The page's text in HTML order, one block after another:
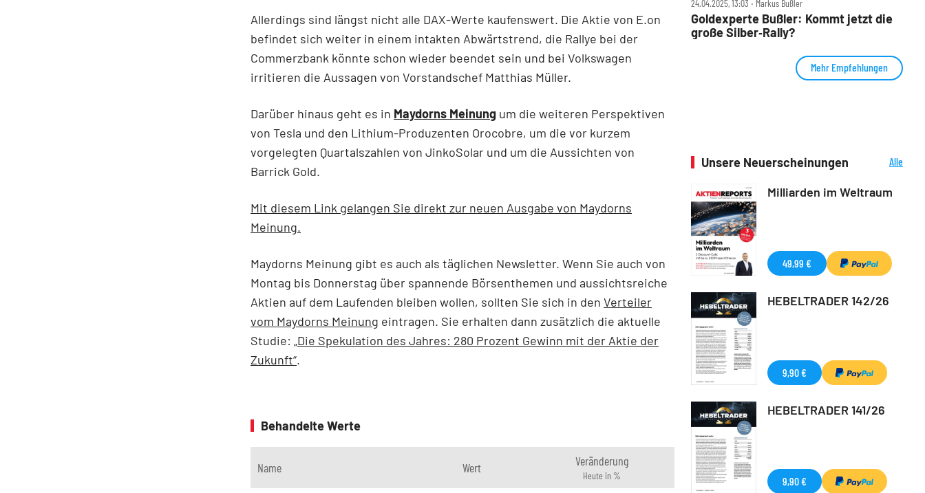
Allerdings sind längst nicht alle DAX-Werte kaufenswert. Die Aktie von E.on
befindet sich weiter in einem intakten Abwärtstrend, die Rallye bei der
Commerzbank könnte schon wieder beendet sein und bei Volkswagen
irritieren die Aussagen von Vorstandschef Matthias Müller.
Darüber hinaus geht es in Maydorns Meinung um die weiteren Perspektiven
von Tesla und den Lithium-Produzenten Orocobre, um die vor kurzem
vorgelegten Quartalszahlen von JinkoSolar und um die Aussichten von
Barrick Gold.
Mit diesem Link gelangen Sie direkt zur neuen Ausgabe von Maydorns
Meinung.
Maydorns Meinung gibt es auch als täglichen Newsletter. Wenn Sie auch von
Montag bis Donnerstag über spannende Börsenthemen und aussichtsreiche
Aktien auf dem Laufenden bleiben wollen, sollten Sie sich in den Verteiler
vom Maydorns Meinung eintragen. Sie erhalten dann zusätzlich die aktuelle
Studie: „Die Spekulation des Jahres: 280 Prozent Gewinn mit der Aktie der
Zukunft“.
Behandelte Werte
Name Wert Veränderung
Heute in %
24.04.2025, 13:03 ‧ Markus Bußler
Goldexperte Bußler: Kommt jetzt die
große Silber‑Rally?
Mehr Empfehlungen
Unsere Neuerscheinungen
Alle
Milliarden im Weltraum
49,99 €
HEBELTRADER 142/26
9,90 €
HEBELTRADER 141/26
9,90 €